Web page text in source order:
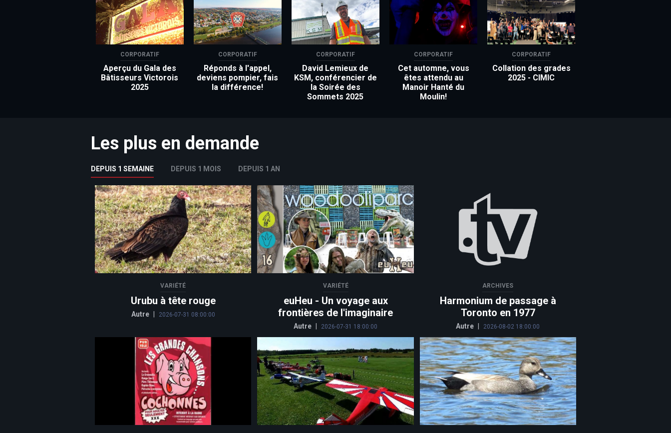
CORPORATIF
Aperçu du Gala des
Bâtisseurs Victorois
2025
CORPORATIF
Réponds à l'appel,
deviens pompier, fais
la différence!
CORPORATIF
David Lemieux de
KSM, conférencier de
la Soirée des
Sommets 2025
CORPORATIF
Cet automne, vous
êtes attendu au
Manoir Hanté du
Moulin!
CORPORATIF
Collation des grades
2025 - CIMIC
Les plus en demande
DEPUIS 1 SEMAINE DEPUIS 1 MOIS DEPUIS 1 AN
VARIÉTÉ
Urubu à tête rouge
Autre 2026-07-31 08:00:00
VARIÉTÉ
euHeu - Un voyage aux
frontières de l'imaginaire
Autre 2026-07-31 18:00:00
ARCHIVES
Harmonium de passage à
Toronto en 1977
Autre 2026-08-02 18:00:00